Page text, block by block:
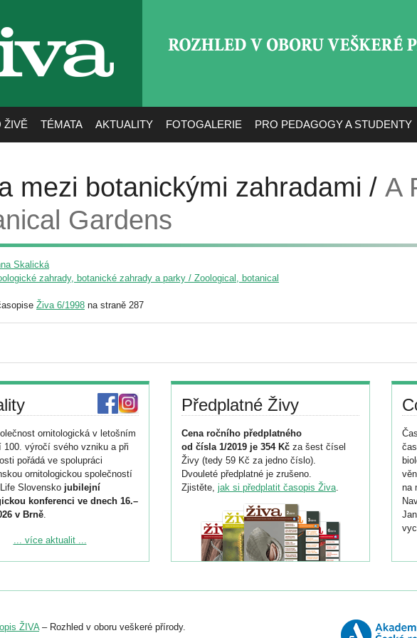
živa
ŽIVĚ TÉMATA AKTUALITY FOTOGALERIE PRO PEDAGOGY A STUDENTY
mezi botanickými zahradami / A
Gardens
Skalická
zahrady, botanické zahrady a parky / Zoological, botanical
Živa 6/1998 na straně 287
ornitologická v letošním
100. výročí svého vzniku a při
pořádá ve spolupráci
ornitologickou společností
Slovensko jubilejní
konferenci ve dnech 16.–
v Brně.
informace ke konferenci
se můžete do 6. září.
přednášky nebo
... více aktualit ...
Předplatné Živy
Cena ročního předplatného
od čísla 1/2019 je 354 Kč za šest čísel
Živy (tedy 59 Kč za jedno číslo).
Dvouleté předplatné je zrušeno.
Zjistěte, jak si předplatit časopis Živa.
na
ŽIVA– Rozhled v oboru veškeré přírody.